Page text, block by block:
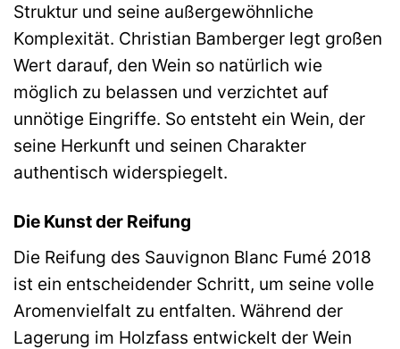
Struktur und seine außergewöhnliche
Komplexität. Christian Bamberger legt großen
Wert darauf, den Wein so natürlich wie
möglich zu belassen und verzichtet auf
unnötige Eingriffe. So entsteht ein Wein, der
seine Herkunft und seinen Charakter
authentisch widerspiegelt.
Die Kunst der Reifung
Die Reifung des Sauvignon Blanc Fumé 2018
ist ein entscheidender Schritt, um seine volle
Aromenvielfalt zu entfalten. Während der
Lagerung im Holzfass entwickelt der Wein